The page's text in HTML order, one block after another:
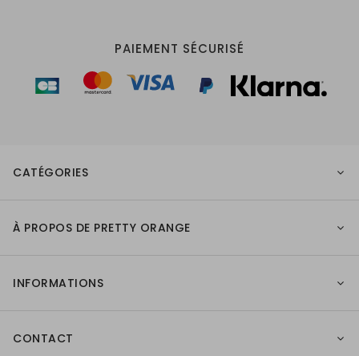
PAIEMENT SÉCURISÉ
CATÉGORIES
À PROPOS DE PRETTY ORANGE
INFORMATIONS
CONTACT